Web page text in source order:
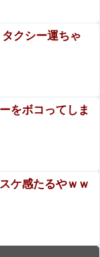
タクシー運ちゃ
をボコってしま
ケ感たるやｗｗ